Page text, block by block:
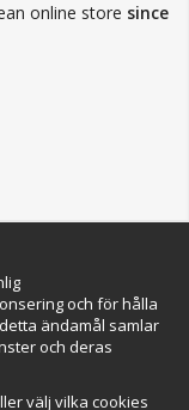
online store since
och för hålla
ändamål samlar
och deras
välj vilka cookies